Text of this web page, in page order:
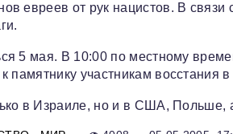
евреев от рук нацистов. В
5 мая. В 10:00 по местному
памятнику участникам восстания
в Израиле, но и в США, Польше, а